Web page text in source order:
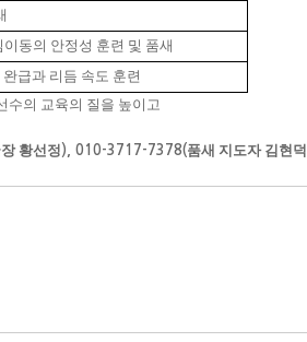
동의 안정성 훈련 및 품새
급과 리듬 속도 훈련
수의 교육의 질을 높이고
황선정), 010-3717-7378(품새 지도자 김현덕